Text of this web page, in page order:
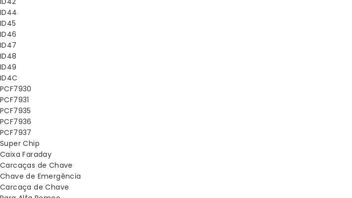
ID44
ID45
ID46
ID47
ID48
ID49
ID4C
PCF7930
PCF7931
PCF7935
PCF7936
PCF7937
Super Chip
Caixa Faraday
Carcaças de Chave
Chave de Emergência
Carcaça de Chave